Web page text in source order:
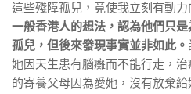
這些殘障孤兒，竟使我立刻有動力
一般香港人的想法，認為他們只
孤兒，但後來發現事實並非如此。
她因天生患有腦癱而不能行走，
的寄養父母因為愛她，沒有放棄